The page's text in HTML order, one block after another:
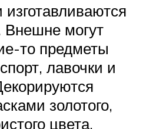
изготавливаются
Внешне могут
то предметы
лавочки и
золотого,
цвета.